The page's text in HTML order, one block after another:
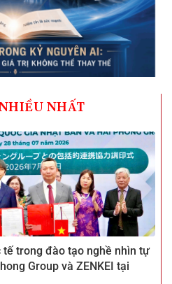
NHẤT
trong đào tạo nghề nhìn tự
Group và ZENKEI tại